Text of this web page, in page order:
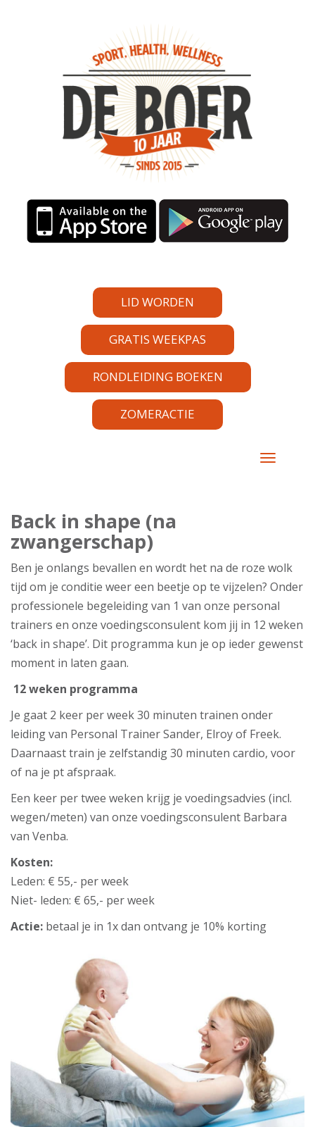
LID WORDEN
GRATIS WEEKPAS
RONDLEIDING BOEKEN
ZOMERACTIE
TOGGLE
Back in shape (na
zwangerschap)
Ben je onlangs bevallen en wordt het na de roze wolk
tijd om je conditie weer een beetje op te vijzelen? Onder
professionele begeleiding van 1 van onze personal
trainers en onze voedingsconsulent kom jij in 12 weken
‘back in shape’. Dit programma kun je op ieder gewenst
moment in laten gaan.
12 weken programma
Je gaat 2 keer per week 30 minuten trainen onder
leiding van Personal Trainer Sander, Elroy of Freek.
Daarnaast train je zelfstandig 30 minuten cardio, voor
of na je pt afspraak.
Een keer per twee weken krijg je voedingsadvies (incl.
wegen/meten) van onze voedingsconsulent Barbara
van Venba.
Kosten:
Leden: € 55,- per week
Niet- leden: € 65,- per week
Actie: betaal je in 1x dan ontvang je 10% korting